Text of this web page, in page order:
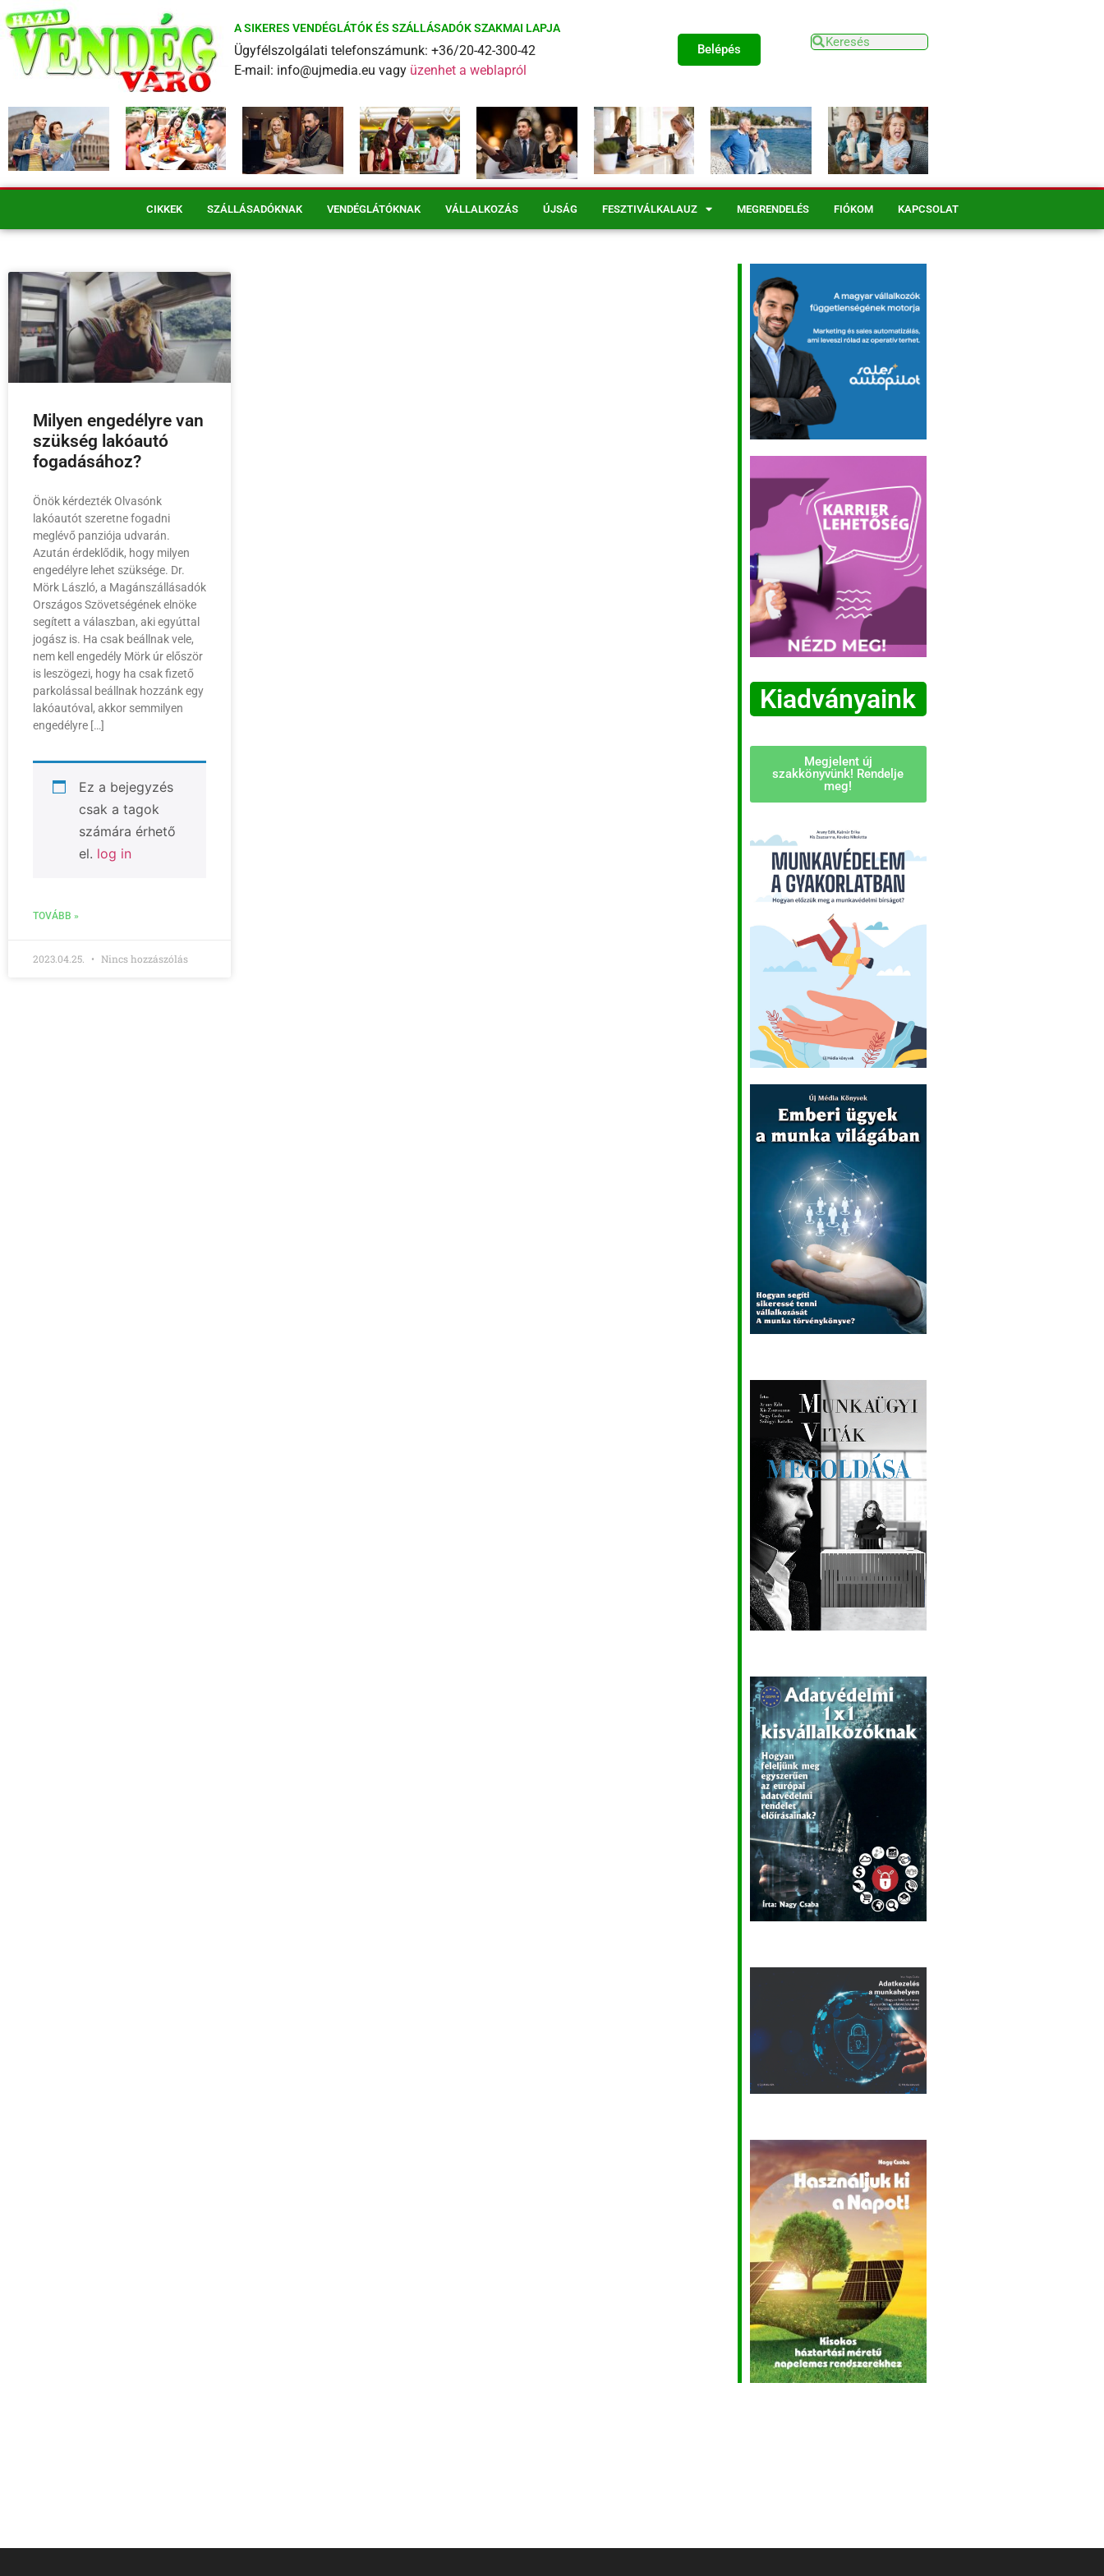
A SIKERES VENDÉGLÁTÓK ÉS SZÁLLÁSADÓK SZAKMAI LAPJA
Ügyfélszolgálati telefonszámunk: +36/20-42-300-42
E-mail: info@ujmedia.eu vagy üzenhet a weblapról
Belépés
CIKKEK SZÁLLÁSADÓKNAK VENDÉGLÁTÓKNAK VÁLLALKOZÁS ÚJSÁG FESZTIVÁLKALAUZ MEGRENDELÉS FIÓKOM KAPCSOLAT
Milyen engedélyre van
szükség lakóautó
fogadásához?
Önök kérdezték Olvasónk
lakóautót szeretne fogadni
meglévő panziója udvarán.
Azután érdeklődik, hogy milyen
engedélyre lehet szüksége. Dr.
Mörk László, a Magánszállásadók
Országos Szövetségének elnöke
segített a válaszban, aki egyúttal
jogász is. Ha csak beállnak vele,
nem kell engedély Mörk úr először
is leszögezi, hogy ha csak fizető
parkolással beállnak hozzánk egy
lakóautóval, akkor semmilyen
engedélyre […]
Ez a bejegyzés
csak a tagok
számára érhető
el. log in
TOVÁBB »
2023.04.25. Nincs hozzászólás
Kiadványaink
Megjelent új
szakkönyvünk! Rendelje
meg!